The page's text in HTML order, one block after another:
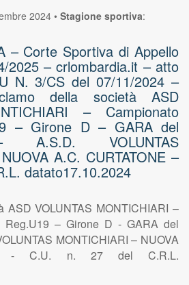
2024 • Stagione sportiva:
– Corte Sportiva di Appello
2025 – crlombardia.it – atto
N. 3/CS del 07/11/2024 –
della società ASD
– Campionato
– Girone D – GARA del
A.S.D. VOLUNTAS
A.C. CURTATONE –
datato17.10.2024
ASD VOLUNTAS MONTICHIARI –
Reg.U19 – Girone D - GARA del
MONTICHIARI – NUOVA
- C.U. n. 27 del C.R.L.